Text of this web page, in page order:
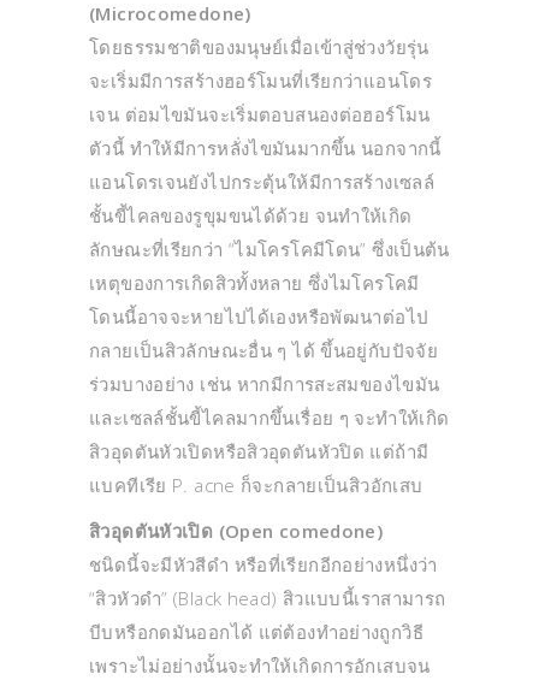
(Microcomedone)
โดยธรรมชาติของมนุษย์เมื่อเข้าสู่ช่วงวัยรุ่น
จะเริ่มมีการสร้างฮอร์โมนที่เรียกว่าแอนโดร
เจน ต่อมไขมันจะเริ่มตอบสนองต่อฮอร์โมน
ตัวนี้ ทำให้มีการหลั่งไขมันมากขึ้น นอกจากนี้
แอนโดรเจนยังไปกระตุ้นให้มีการสร้างเซลล์
ชั้นขี้ไคลของรูขุมขนได้ด้วย จนทำให้เกิด
ลักษณะที่เรียกว่า “ไมโครโคมีโดน” ซึ่งเป็นต้น
เหตุของการเกิดสิวทั้งหลาย ซึ่งไมโครโคมี
โดนนี้อาจจะหายไปได้เองหรือพัฒนาต่อไป
กลายเป็นสิวลักษณะอื่น ๆ ได้ ขึ้นอยู่กับปัจจัย
ร่วมบางอย่าง เช่น หากมีการสะสมของไขมัน
และเซลล์ชั้นขี้ไคลมากขึ้นเรื่อย ๆ จะทำให้เกิด
สิวอุดตันหัวเปิดหรือสิวอุดตันหัวปิด แต่ถ้ามี
แบคทีเรีย P. acne ก็จะกลายเป็นสิวอักเสบ
สิวอุดตันหัวเปิด (Open comedone)
ชนิดนี้จะมีหัวสีดำ หรือที่เรียกอีกอย่างหนึ่งว่า
“สิวหัวดำ” (Black head) สิวแบบนี้เราสามารถ
บีบหรือกดมันออกได้ แต่ต้องทำอย่างถูกวิธี
เพราะไม่อย่างนั้นจะทำให้เกิดการอักเสบจน